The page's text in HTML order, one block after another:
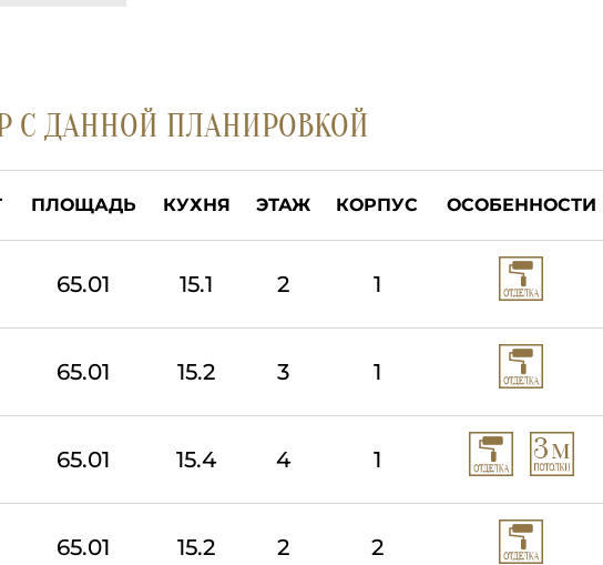
С ДАННОЙ ПЛАНИРОВКОЙ
ПЛОЩАДЬ КУХНЯ ЭТАЖ КОРПУС ОСОБЕННОСТИ
65.01 15.1 2 1
65.01 15.2 3 1
65.01 15.4 4 1
65.01 15.2 2 2